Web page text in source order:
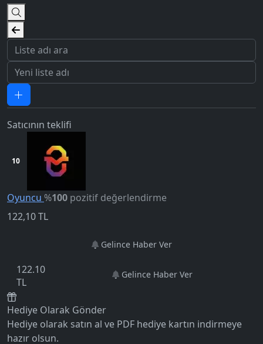
Satıcının teklifi
10
Oyuncu %100 pozitif değerlendirme
122,10TL
Gelince Haber Ver
122.10
TL
Gelince Haber Ver
Hediye Olarak Gönder
Hediye olarak satın al ve PDF hediye kartın indirmeye
hazır olsun.